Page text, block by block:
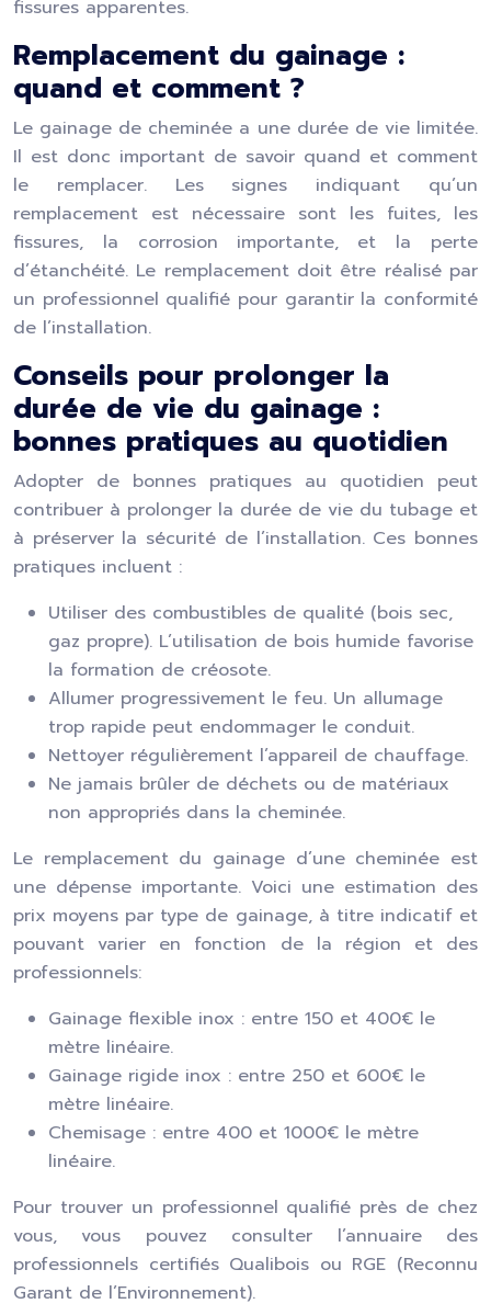
fissures apparentes.
Remplacement du gainage :
quand et comment ?
Le gainage de cheminée a une durée de vie limitée.
Il est donc important de savoir quand et comment
le remplacer. Les signes indiquant qu’un
remplacement est nécessaire sont les fuites, les
fissures, la corrosion importante, et la perte
d’étanchéité. Le remplacement doit être réalisé par
un professionnel qualifié pour garantir la conformité
de l’installation.
Conseils pour prolonger la
durée de vie du gainage :
bonnes pratiques au quotidien
Adopter de bonnes pratiques au quotidien peut
contribuer à prolonger la durée de vie du tubage et
à préserver la sécurité de l’installation. Ces bonnes
pratiques incluent :
Utiliser des combustibles de qualité (bois sec,
gaz propre). L’utilisation de bois humide favorise
la formation de créosote.
Allumer progressivement le feu. Un allumage
trop rapide peut endommager le conduit.
Nettoyer régulièrement l’appareil de chauffage.
Ne jamais brûler de déchets ou de matériaux
non appropriés dans la cheminée.
Le remplacement du gainage d’une cheminée est
une dépense importante. Voici une estimation des
prix moyens par type de gainage, à titre indicatif et
pouvant varier en fonction de la région et des
professionnels:
Gainage flexible inox : entre 150 et 400€ le
mètre linéaire.
Gainage rigide inox : entre 250 et 600€ le
mètre linéaire.
Chemisage : entre 400 et 1000€ le mètre
linéaire.
Pour trouver un professionnel qualifié près de chez
vous, vous pouvez consulter l’annuaire des
professionnels certifiés Qualibois ou RGE (Reconnu
Garant de l’Environnement).